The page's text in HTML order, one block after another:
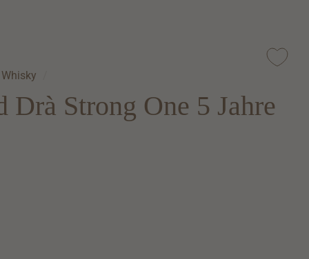
Whisky
Drà Strong One 5 Jahre